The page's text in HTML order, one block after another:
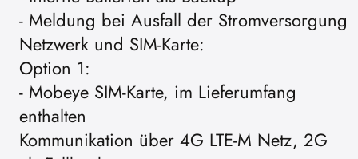
- Meldung bei Ausfall der Stromversorgung
Netzwerk und SIM-Karte:
Option 1:
- Mobeye SIM-Karte, im Lieferumfang
enthalten
Kommunikation über 4G LTE-M Netz, 2G